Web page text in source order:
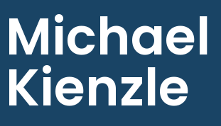
Michael
Kienzle